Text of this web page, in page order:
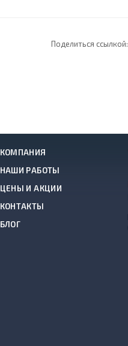
Поделиться ссылкой:
КОМПАНИЯ
НАШИ РАБОТЫ
ЦЕНЫ И АКЦИИ
КОНТАКТЫ
БЛОГ